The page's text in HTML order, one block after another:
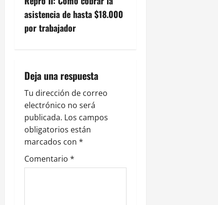
a
ó
n
d
e
e
asistencia de hasta $18.000
por trabajador
Deja una respuesta
Tu dirección de correo
electrónico no será
publicada. Los campos
obligatorios están
marcados con *
Comentario *